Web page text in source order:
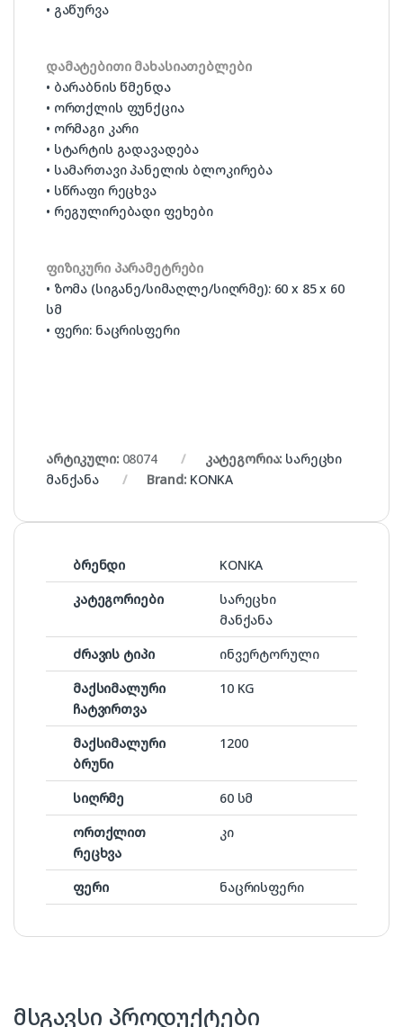
• გაწურვა
დამატებითი მახასიათებლები
• ბარაბნის წმენდა
• ორთქლის ფუნქცია
• ორმაგი კარი
• სტარტის გადავადება
• სამართავი პანელის ბლოკირება
• სწრაფი რეცხვა
• რეგულირებადი ფეხები
ფიზიკური პარამეტრები
• ზომა (სიგანე/სიმაღლე/სიღრმე): 60 x 85 x 60
სმ
• ფერი: ნაცრისფერი
არტიკული: 08074 კატეგორია: სარეცხი
მანქანა
Brand: KONKA
ბრენდი
KONKA
კატეგორიები
სარეცხი
მანქანა
ძრავის ტიპი
ინვერტორული
მაქსიმალური
ჩატვირთვა
10 KG
მაქსიმალური
ბრუნი
1200
სიღრმე
60 სმ
ორთქლით
რეცხვა
კი
ფერი ნაცრისფერი
მსგავსი პროდუქტები